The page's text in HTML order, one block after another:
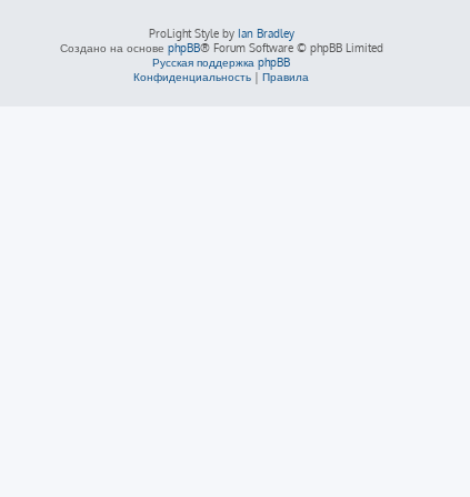
ProLight Style by Ian Bradley
Создано на основе phpBB® Forum Software © phpBB Limited
Русская поддержка phpBB
Конфиденциальность | Правила